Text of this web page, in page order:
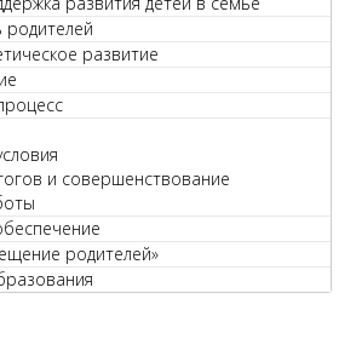
родителей
развитие
и совершенствование
родителей»